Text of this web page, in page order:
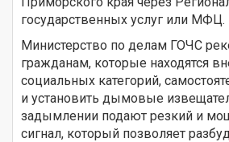
государственных услуг или МФЦ.
Министерство по делам ГОЧС
гражданам, которые находятся
социальных категорий,
и установить дымовые
задымлении подают резкий и
сигнал, который позволяет